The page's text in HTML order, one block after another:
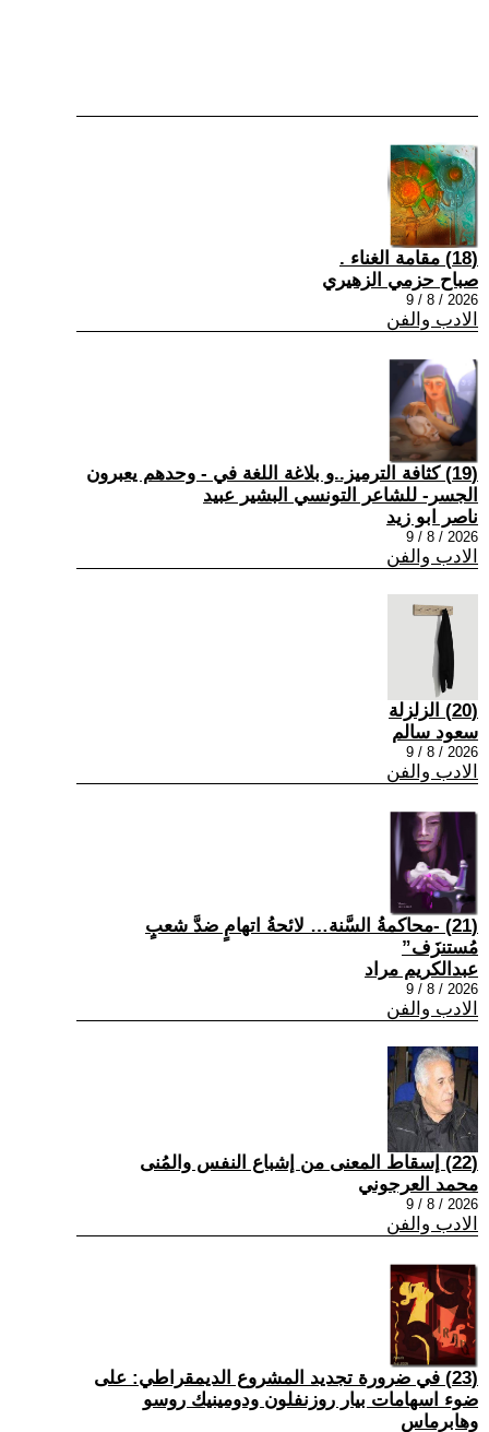
(18) مقامة الغناء .
صباح حزمي الزهيري
2026 / 8 / 9
الادب والفن
(19) كثافة الترميز..و بلاغة اللغة في - وحدهم يعبرون
الجسر- للشاعر التونسي البشير عبيد
ناصر ابو زيد
2026 / 8 / 9
الادب والفن
(20) الزلزلة
سعود سالم
2026 / 8 / 9
الادب والفن
(21) -محاكمةُ السَّنة… لائحةُ اتهامٍ ضدَّ شعبٍ
مُستنزَف”
عبدالكريم مراد
2026 / 8 / 9
الادب والفن
(22) إسقاط المعنى من إشباع النفس والمُنى
محمد العرجوني
2026 / 8 / 9
الادب والفن
(23) في ضرورة تجديد المشروع الديمقراطي: على
ضوء اسهامات بيار روزنفلون ودومينيك روسو
وهابرماس